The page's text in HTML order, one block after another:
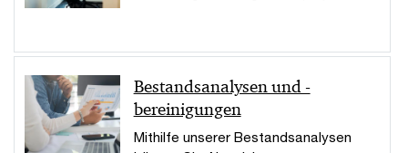
Bestandsanalysen und -
bereinigungen
Mithilfe unserer Bestandsanalysen